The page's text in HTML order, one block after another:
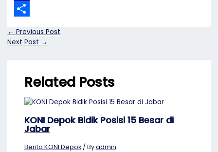
Yahoo
← Previous Post
Next Post →
Related Posts
KONI Depok Bidik Posisi 15 Besar di
Jabar
Berita KONI Depok/ Byadmin